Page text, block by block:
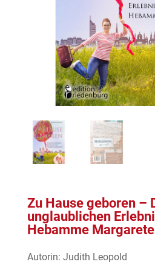
Zu Hause geboren –
unglaublichen
Hebamme Margarete
Autorin: Judith Leopold